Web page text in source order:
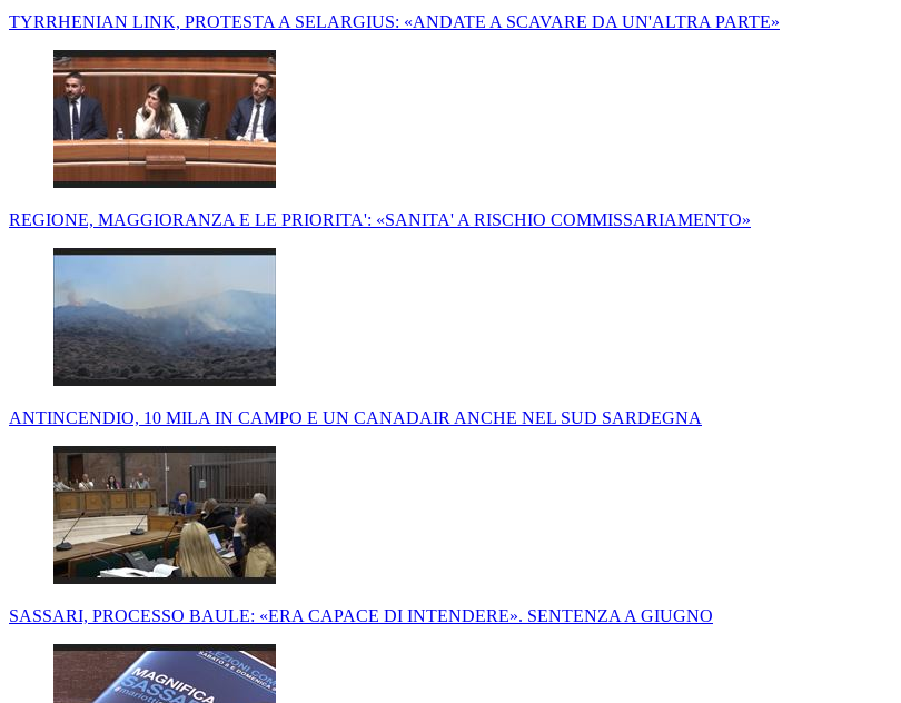
TYRRHENIAN LINK, PROTESTA A SELARGIUS: «ANDATE A SCAVARE DA UN'ALTRA PARTE»
REGIONE, MAGGIORANZA E LE PRIORITA': «SANITA' A RISCHIO COMMISSARIAMENTO»
ANTINCENDIO, 10 MILA IN CAMPO E UN CANADAIR ANCHE NEL SUD SARDEGNA
SASSARI, PROCESSO BAULE: «ERA CAPACE DI INTENDERE». SENTENZA A GIUGNO